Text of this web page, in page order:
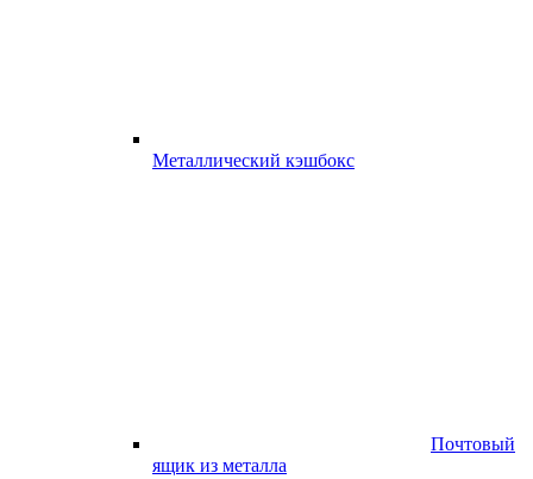
Металлический кэшбокс
Почтовый
ящик из металла